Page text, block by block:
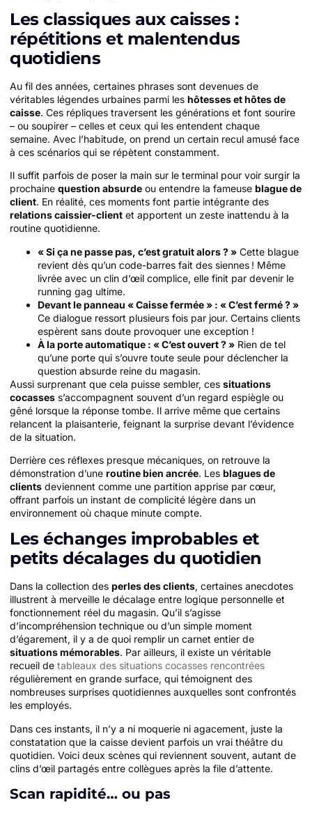
Les classiques aux caisses :
répétitions et malentendus
quotidiens
Au fil des années, certaines phrases sont devenues de
véritables légendes urbaines parmi les hôtesses et hôtes de
caisse. Ces répliques traversent les générations et font sourire
– ou soupirer – celles et ceux qui les entendent chaque
semaine. Avec l’habitude, on prend un certain recul amusé face
à ces scénarios qui se répètent constamment.
Il suffit parfois de poser la main sur le terminal pour voir surgir la
prochaine question absurde ou entendre la fameuse blague de
client. En réalité, ces moments font partie intégrante des
relations caissier-client et apportent un zeste inattendu à la
routine quotidienne.
« Si ça ne passe pas, c’est gratuit alors ? » Cette blague
revient dès qu’un code-barres fait des siennes ! Même
livrée avec un clin d’œil complice, elle finit par devenir le
running gag ultime.
Devant le panneau « Caisse fermée » : « C’est fermé ? »
Ce dialogue ressort plusieurs fois par jour. Certains clients
espèrent sans doute provoquer une exception !
À la porte automatique : « C’est ouvert ? » Rien de tel
qu’une porte qui s’ouvre toute seule pour déclencher la
question absurde reine du magasin.
Aussi surprenant que cela puisse sembler, ces situations
cocasses s’accompagnent souvent d’un regard espiègle ou
gêné lorsque la réponse tombe. Il arrive même que certains
relancent la plaisanterie, feignant la surprise devant l’évidence
de la situation.
Derrière ces réflexes presque mécaniques, on retrouve la
démonstration d’une routine bien ancrée. Les blagues de
clients deviennent comme une partition apprise par cœur,
offrant parfois un instant de complicité légère dans un
environnement où chaque minute compte.
Les échanges improbables et
petits décalages du quotidien
Dans la collection des perles des clients, certaines anecdotes
illustrent à merveille le décalage entre logique personnelle et
fonctionnement réel du magasin. Qu’il s’agisse
d’incompréhension technique ou d’un simple moment
d’égarement, il y a de quoi remplir un carnet entier de
situations mémorables. Par ailleurs, il existe un véritable
recueil de tableaux des situations cocasses rencontrées
régulièrement en grande surface, qui témoignent des
nombreuses surprises quotidiennes auxquelles sont confrontés
les employés.
Dans ces instants, il n’y a ni moquerie ni agacement, juste la
constatation que la caisse devient parfois un vrai théâtre du
quotidien. Voici deux scènes qui reviennent souvent, autant de
clins d’œil partagés entre collègues après la file d’attente.
Scan rapidité… ou pas